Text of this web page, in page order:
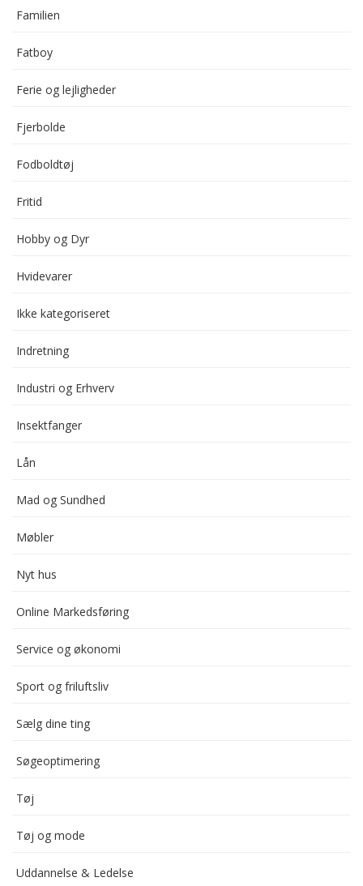
Familien
Fatboy
Ferie og lejligheder
Fjerbolde
Fodboldtøj
Fritid
Hobby og Dyr
Hvidevarer
Ikke kategoriseret
Indretning
Industri og Erhverv
Insektfanger
Lån
Mad og Sundhed
Møbler
Nyt hus
Online Markedsføring
Service og økonomi
Sport og friluftsliv
Sælg dine ting
Søgeoptimering
Tøj
Tøj og mode
Uddannelse & Ledelse